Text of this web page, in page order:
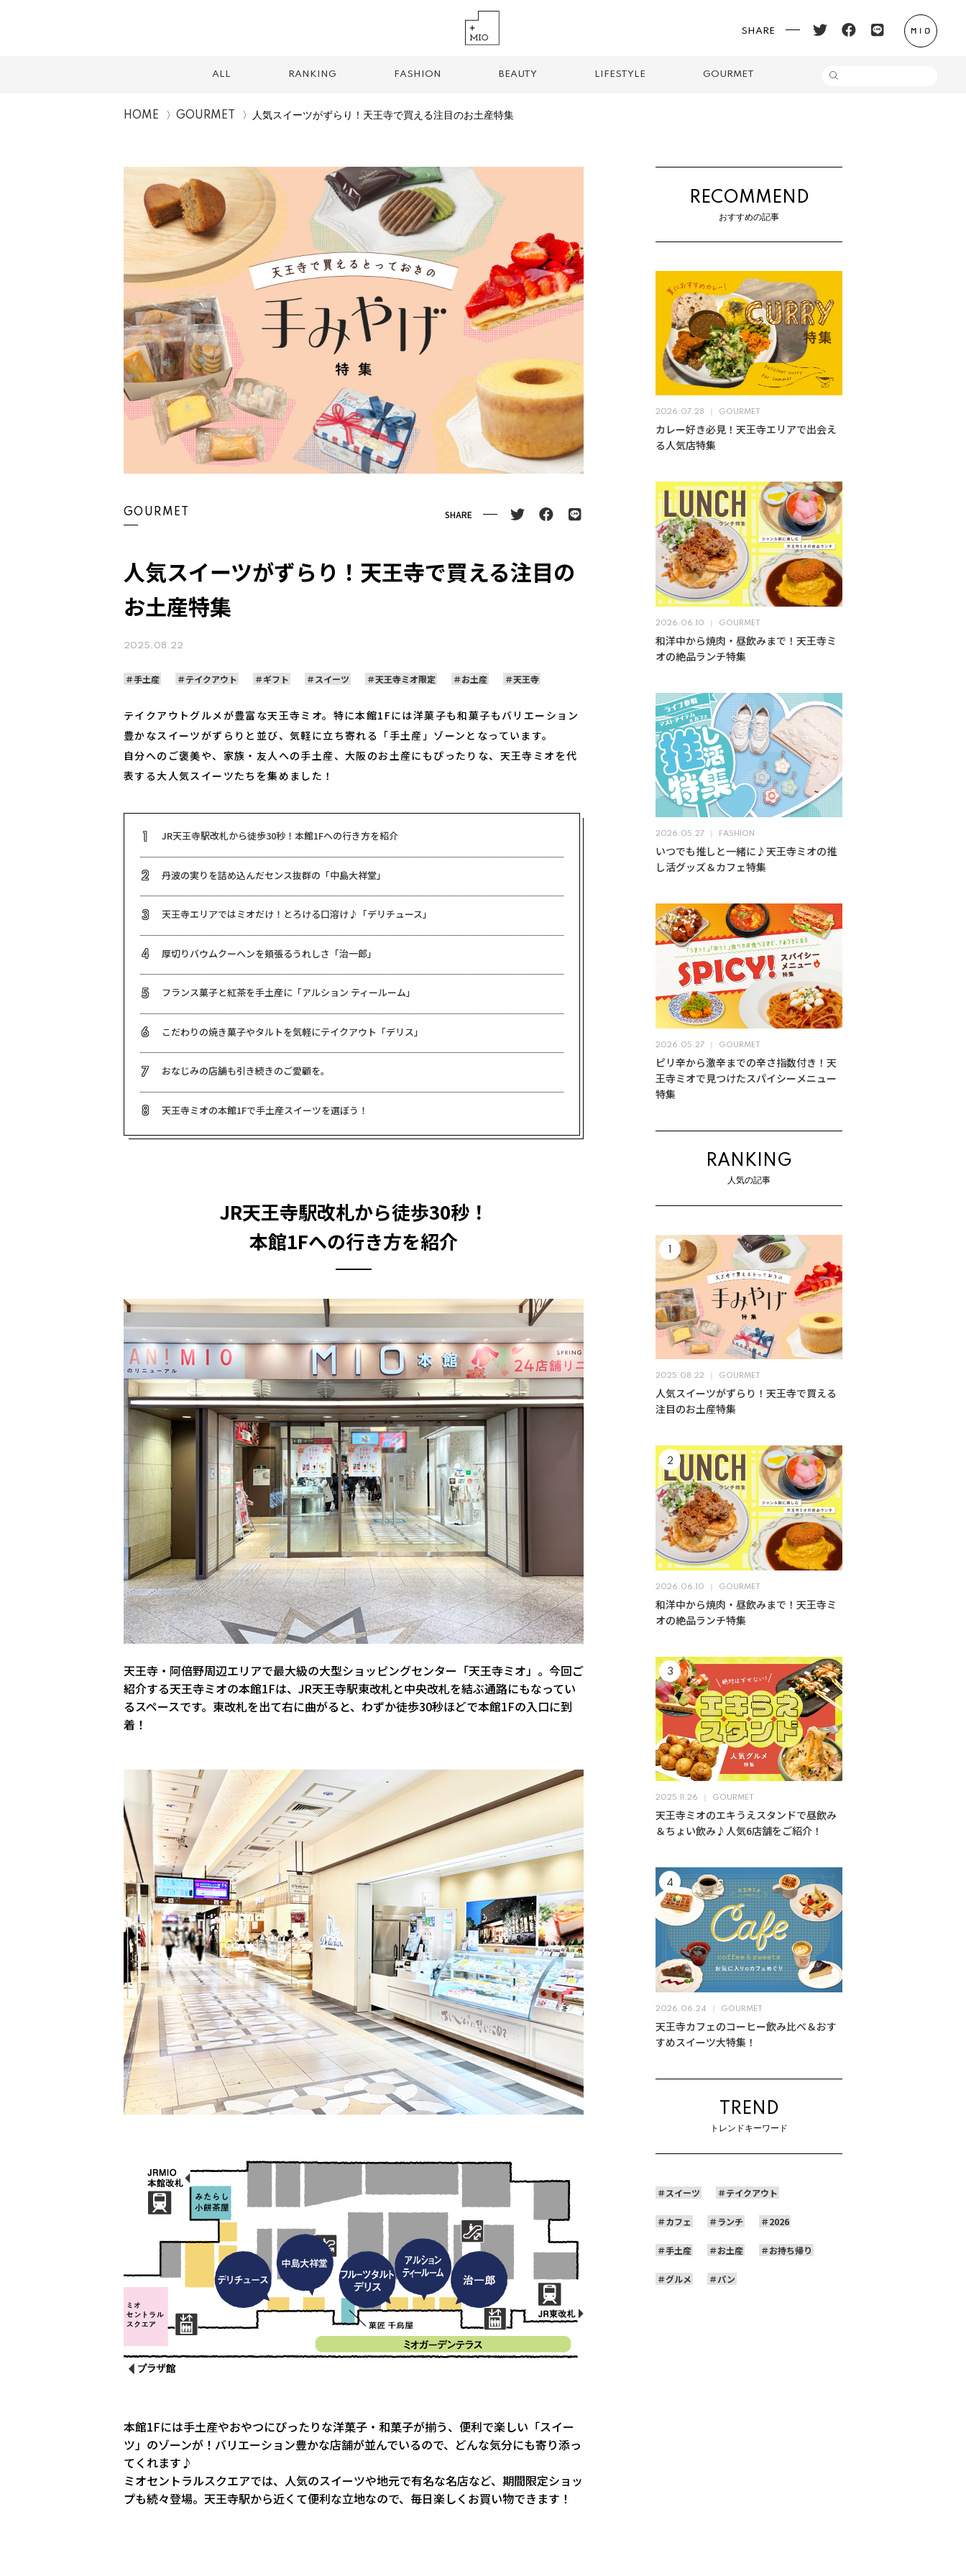
SHARE
ALL RANKING FASHION BEAUTY LIFESTYLE GOURMET
TREND TAG
テイクアウト ランチ 2026 手土産 お土産 お持ち帰り グルメ パン
HOME GOURMET 人気スイーツがずらり！天王寺で買える注目のお土産特集
GOURMET SHARE
人気スイーツがずらり！天王寺で買える注目の
お土産特集
2025.08.22
手土産 テイクアウト ギフト スイーツ 天王寺ミオ限定 お土産 天王寺
テイクアウトグルメが豊富な天王寺ミオ。特に本館1Fには洋菓子も和菓子もバリエーション
豊かなスイーツがずらりと並び、気軽に立ち寄れる「手土産」ゾーンとなっています。
自分へのご褒美や、家族・友人への手土産、大阪のお土産にもぴったりな、天王寺ミオを代
表する大人気スイーツたちを集めました！
1 JR天王寺駅改札から徒歩30秒！本館1Fへの行き方を紹介
2 丹波の実りを詰め込んだセンス抜群の「中島大祥堂」
3 天王寺エリアではミオだけ！とろける口溶け♪「デリチュース」
4 厚切りバウムクーヘンを頬張るうれしさ「治一郎」
5 フランス菓子と紅茶を手土産に「アルション ティールーム」
6 こだわりの焼き菓子やタルトを気軽にテイクアウト「デリス」
7 おなじみの店舗も引き続きのご愛顧を。
8 天王寺ミオの本館1Fで手土産スイーツを選ぼう！
JR天王寺駅改札から徒歩30秒！
本館1Fへの行き方を紹介
天王寺・阿倍野周辺エリアで最大級の大型ショッピングセンター「天王寺ミオ」。今回ご
紹介する天王寺ミオの本館1Fは、JR天王寺駅東改札と中央改札を結ぶ通路にもなってい
るスペースです。東改札を出て右に曲がると、わずか徒歩30秒ほどで本館1Fの入口に到
着！
本館1Fには手土産やおやつにぴったりな洋菓子・和菓子が揃う、便利で楽しい「スイー
ツ」のゾーンが！バリエーション豊かな店舗が並んでいるので、どんな気分にも寄り添っ
てくれます♪
ミオセントラルスクエアでは、人気のスイーツや地元で有名な名店など、期間限定ショッ
プも続々登場。天王寺駅から近くて便利な立地なので、毎日楽しくお買い物できます！
RECOMMEND
おすすめの記事
2026.07.28 GOURMET
カレー好き必見！天王寺エリアで出会え
る人気店特集
2026.06.10 GOURMET
和洋中から焼肉・昼飲みまで！天王寺ミ
オの絶品ランチ特集
2026.05.27 FASHION
いつでも推しと一緒に♪天王寺ミオの推
し活グッズ＆カフェ特集
2026.05.27 GOURMET
ピリ辛から激辛までの辛さ指数付き！天
王寺ミオで見つけたスパイシーメニュー
特集
RANKING
人気の記事
2025.08.22 GOURMET
人気スイーツがずらり！天王寺で買える
注目のお土産特集
2026.06.10 GOURMET
和洋中から焼肉・昼飲みまで！天王寺ミ
オの絶品ランチ特集
2025.11.26 GOURMET
天王寺ミオのエキうえスタンドで昼飲み
＆ちょい飲み♪人気6店舗をご紹介！
2026.06.24 GOURMET
天王寺カフェのコーヒー飲み比べ＆おす
すめスイーツ大特集！
TREND
トレンドキーワード
スイーツ テイクアウト
カフェ ランチ 2026
手土産 お土産 お持ち帰り
グルメ パン